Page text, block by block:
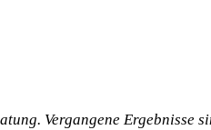
Vergangene